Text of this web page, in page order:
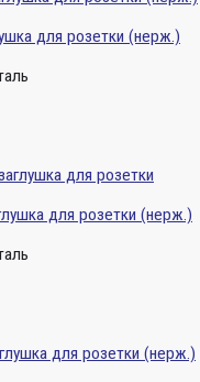
для розетки (нерж.)
для розетки (нерж.)